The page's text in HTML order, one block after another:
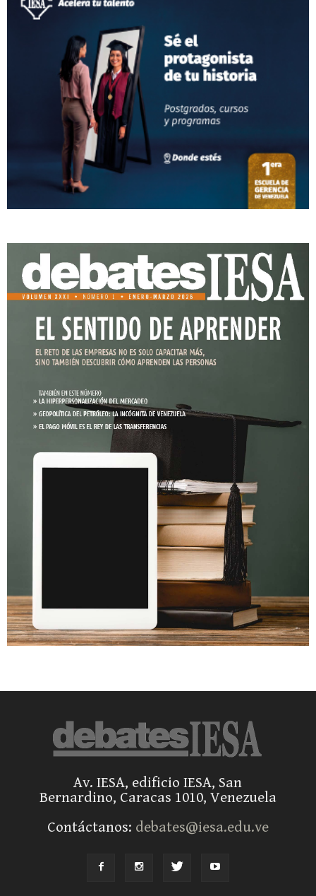
Av. IESA, edificio IESA, San
Bernardino, Caracas 1010, Venezuela
Contáctanos: debates@iesa.edu.ve